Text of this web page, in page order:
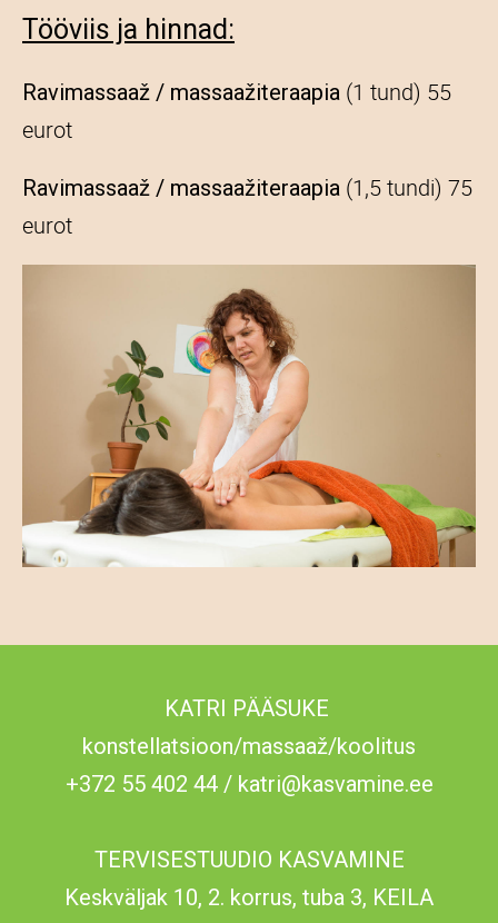
Tööviis ja hinnad:
Ravimassaaž / massaažiteraapia (1 tund) 55
eurot
Ravimassaaž / massaažiteraapia (1,5 tundi) 75
eurot
KATRI PÄÄSUKE
konstellatsioon/massaaž/koolitus
+372 55 402 44 / katri@kasvamine.ee
TERVISESTUUDIO KASVAMINE
Keskväljak 10, 2. korrus, tuba 3, KEILA